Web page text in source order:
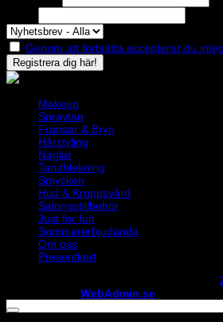
Genom att fortsätta accepterar du
Makeup
Spraytan
Fransar & Bryn
Hårstyling
Naglar
Tandblekning
Smycken
Hud & Kroppsvård
Salongstillbehör
Just for fun
Sommarerbjudande
Om oss
Presentkort
WebAdmin.se